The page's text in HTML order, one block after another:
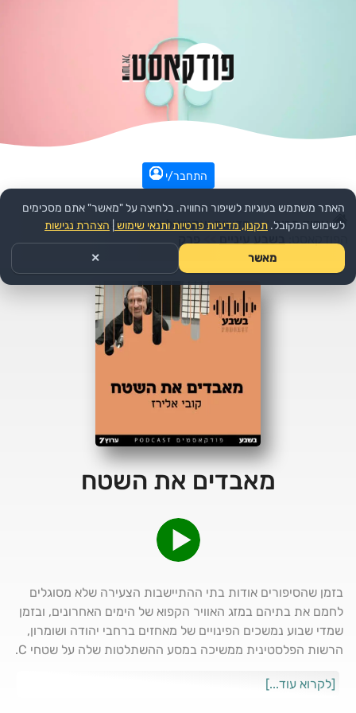
התחבר/י
עמוד הבית >> חדשות ואקטואליה >> חדשות יומיות >>
מאבדים את השטח
בזמן שהסיפורים אודות בתי ההתיישבות הצעירה שלא מסוגלים
לחמם את בתיהם במזג האוויר הקפוא של הימים האחרונים, ובזמן
שמדי שבוע נמשכים הפינויים של מאחזים ברחבי יהודה ושומרון,
הרשות הפלסטינית ממשיכה במסע ההשתלטות שלה על שטחי C.
ישראל בכל העשור האחרון, אך עושה רושם שלמדינת ישראל כלל
[לקרוא עוד...]
האתר משתמש בעוגיות לשיפור החוויה. בלחיצה על "מאשר" אתם מסכימים
לשימוש המקובל. תקנון, מדיניות פרטיות ותנאי שימוש הצהרת נגישות
מאשר ✕